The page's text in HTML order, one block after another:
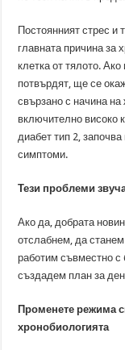
Постоянният стрес и
главната причина за
клетка от тялото.
потвърдят, ще се
свързано с начина
включително високо
диабет тип 2,
симптоми.
Тези проблеми
Ако да, добрата
отслабнем, да
работим съвместно с
създадем план за
Променете режима
хронобиологията